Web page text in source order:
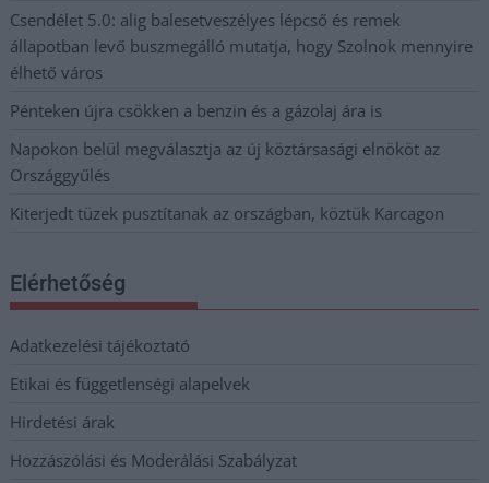
Csendélet 5.0: alig balesetveszélyes lépcső és remek
állapotban levő buszmegálló mutatja, hogy Szolnok mennyire
élhető város
Pénteken újra csökken a benzin és a gázolaj ára is
Napokon belül megválasztja az új köztársasági elnököt az
Országgyűlés
Kiterjedt tüzek pusztítanak az országban, köztük Karcagon
Elérhetőség
Adatkezelési tájékoztató
Etikai és függetlenségi alapelvek
Hirdetési árak
Hozzászólási és Moderálási Szabályzat